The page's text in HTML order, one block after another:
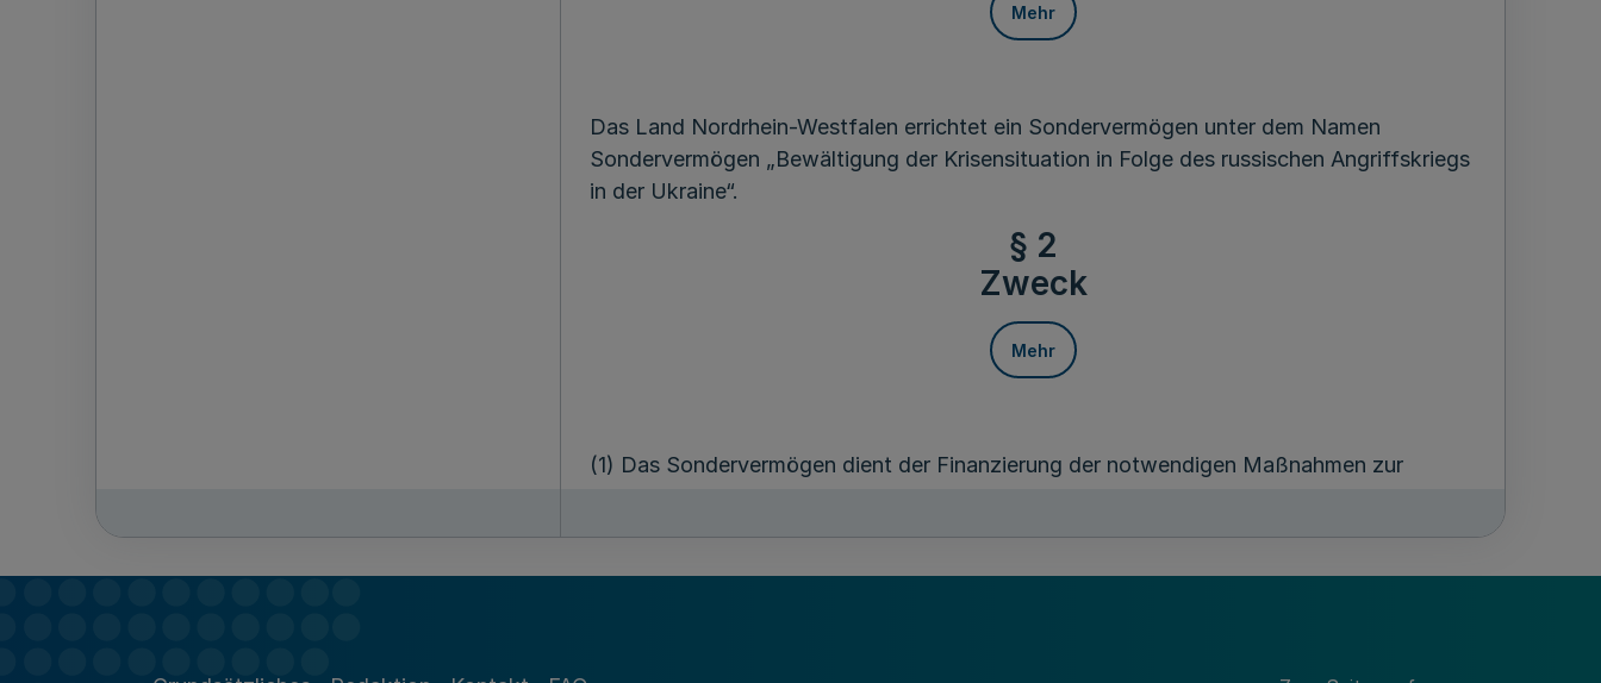
Mehr
Das Land Nordrhein-Westfalen errichtet ein Sondervermögen unter dem Namen
Sondervermögen „Bewältigung der Krisensituation in Folge des russischen Angriffskriegs
in der Ukraine“.
§ 2
Zweck
Mehr
(1) Das Sondervermögen dient der Finanzierung der notwendigen Maßnahmen zur